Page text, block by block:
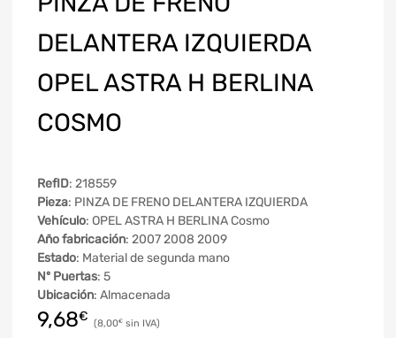
DELANTERA IZQUIERDA
OPEL ASTRA H BERLINA
COSMO
RefID: 218559
Pieza: PINZA DE FRENO DELANTERA IZQUIERDA
Vehículo: OPEL ASTRA H BERLINA Cosmo
Año fabricación: 2007 2008 2009
Estado: Material de segunda mano
Nº Puertas: 5
Ubicación: Almacenada
9,68€ 8,00€